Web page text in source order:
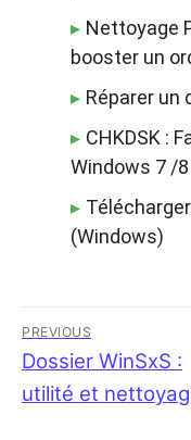
Nettoyage
booster un
Réparer un
CHKDSK :
Windows 7 /
(Windows)
Navigation
de
l’article
PREVIOUS
Previous
post:
Dossier WinSxS :
utilité et